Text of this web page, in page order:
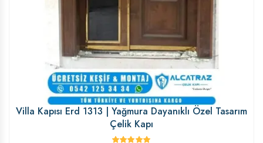
Villa Kapısı Erd 1313 | Yağmura Dayanıklı Özel Tasarım
Çelik Kapı